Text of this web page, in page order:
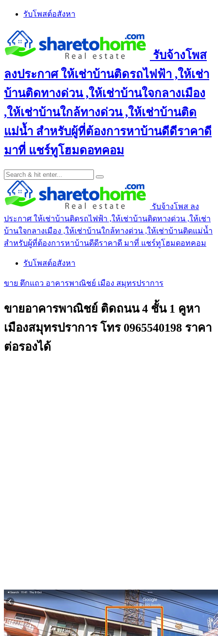
Skip
content
รับโพสต์อสังหา
รับจ้างโพส
ลงประกาศ ให้เช่าบ้านติดรถไฟฟ้า ,ให้เช่า
บ้านติดทางด่วน ,ให้เช่าบ้านใจกลางเมือง
,ให้เช่าบ้านใกล้ทางด่วน ,ให้เช่าบ้านติด
แม่น้ำ สำหรับผู้ที่ต้องการหาบ้านดีดีราคาดี
มาที่ แชร์ทูโฮมดอทคอม
รับจ้างโพส ลง
ประกาศ ให้เช่าบ้านติดรถไฟฟ้า ,ให้เช่าบ้านติดทางด่วน ,ให้เช่า
บ้านใจกลางเมือง ,ให้เช่าบ้านใกล้ทางด่วน ,ให้เช่าบ้านติดแม่น้ำ
สำหรับผู้ที่ต้องการหาบ้านดีดีราคาดี มาที่ แชร์ทูโฮมดอทคอม
รับโพสต์อสังหา
ขาย ตึกแถว อาคารพาณิชย์ เมือง สมุทรปราการ
ขายอาคารพาณิชย์ ติดถนน 4 ชั้น 1 คูหา
เมืองสมุทรปราการ โทร 0965540198 ราคา
ต่อรองได้